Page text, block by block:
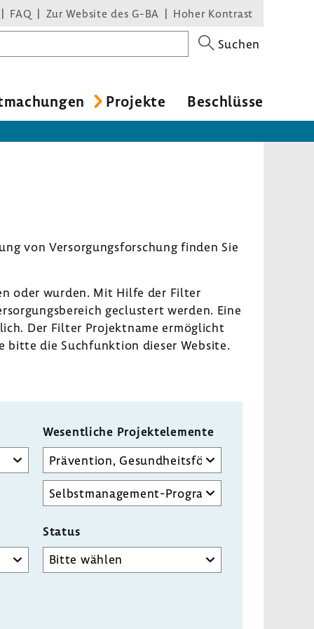
FAQ Zur Website des G-BA Hoher Kontrast
Suchen
Projekte Beschlüsse
von Versor­gungs­for­schung finden Sie
oder wurden. Mit Hilfe der Filter
geclus­tert werden. Eine
Der Filter Projekt­name ermög­licht
bitte die Such­funk­tion dieser Website.
Wesent­liche Projekt­ele­mente
Wesentliche
Projektelemente
Detailauswahl
wesentliches
Status
Status